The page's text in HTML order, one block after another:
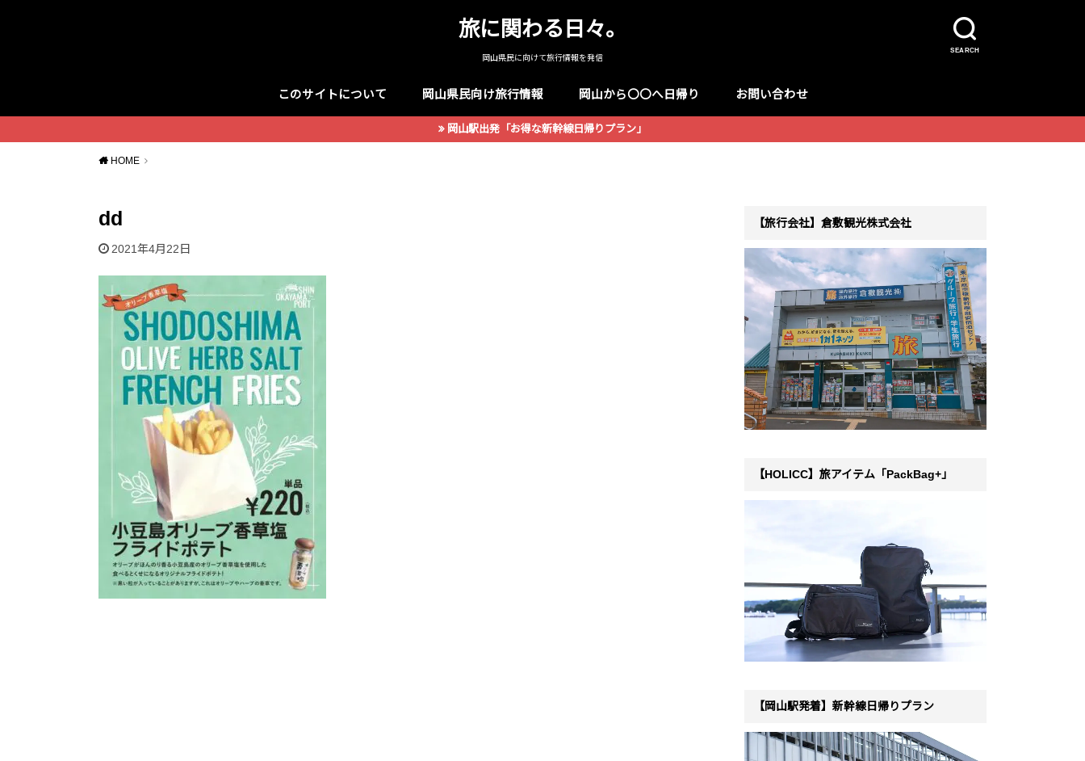
SEARCH
旅に関わる日々。
岡山県民に向けて旅行情報を発信
このサイトについて 岡山県民向け旅行情報 岡山から〇〇へ日帰り お問い合わせ
岡山駅出発「お得な新幹線日帰りプラン」
HOME
dd
2021年4月22日
【旅行会社】倉敷観光株式会社
【HOLICC】旅アイテム「PackBag+」
【岡山駅発着】新幹線日帰りプラン